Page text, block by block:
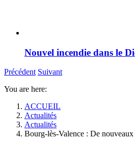
Nouvel incendie dans le
Précédent Suivant
You are here:
ACCUEIL
Actualités
Actualités
Bourg-lès-Valence : De